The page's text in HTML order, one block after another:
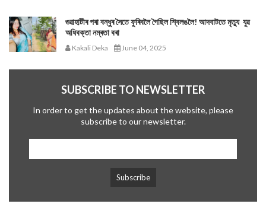
গুৱাহাটীৰ পৰা বন্ধুৰ সৈতে ফুৰিবলৈ গৈছিল শ্বিলঙলৈ! আদবাটতে মৃত্যু যুৱ
অধিবক্তা নম্ৰতা বৰা
Kakali Deka June 04, 2025
SUBSCRIBE TO NEWSLETTER
In order to get the updates about the website, please
subscribe to our newsletter.